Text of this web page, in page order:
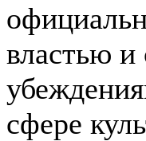
властью и
сфере